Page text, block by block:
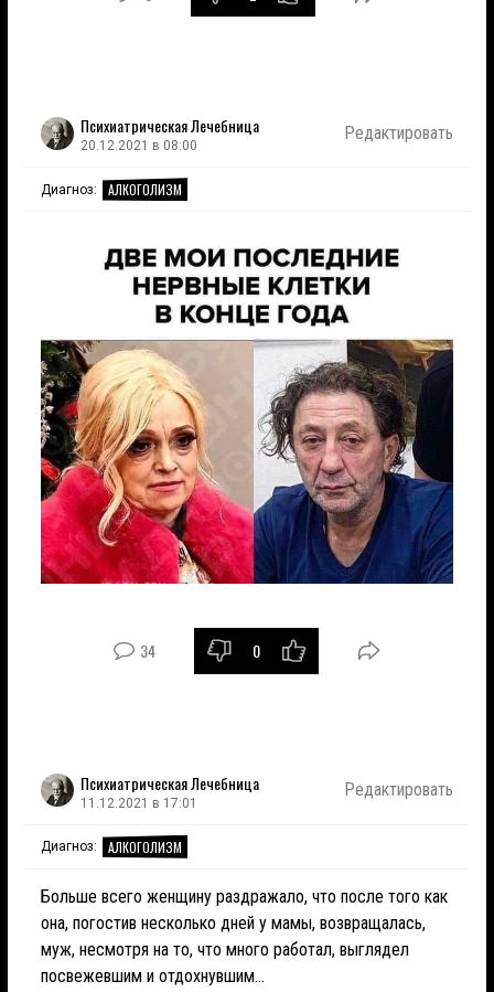
Психиатрическая Лечебница
20.12.2021 в 08:00
Редактировать
Диагноз: АЛКОГОЛИЗМ
34 0
Психиатрическая Лечебница
11.12.2021 в 17:01
Редактировать
Диагноз: АЛКОГОЛИЗМ
Больше всего женщину раздражало, что после того как
она, погостив несколько дней у мамы, возвращалась,
муж, несмотря на то, что много работал, выглядел
посвежевшим и отдохнувшим...